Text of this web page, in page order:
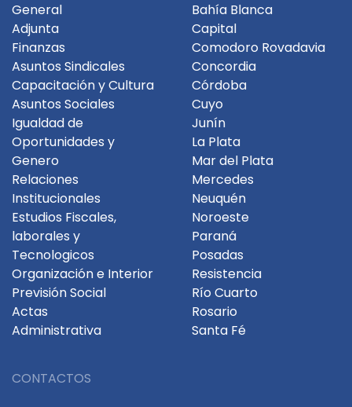
General
Adjunta
Finanzas
Asuntos Sindicales
Capacitación y Cultura
Asuntos Sociales
Igualdad de
Oportunidades y
Genero
Relaciones
Institucionales
Estudios Fiscales,
laborales y
Tecnologicos
Organización e Interior
Previsión Social
Actas
Administrativa
CONTACTOS
Bahía Blanca
Capital
Comodoro Rovadavia
Concordia
Córdoba
Cuyo
Junín
La Plata
Mar del Plata
Mercedes
Neuquén
Noroeste
Paraná
Posadas
Resistencia
Río Cuarto
Rosario
Santa Fé